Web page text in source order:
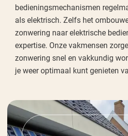
bedieningsmechanismen
als elektrisch. Zelfs het
zonwering naar elektrische
expertise. Onze vakmensen
zonwering snel en vakkundig
je weer optimaal kunt genieten